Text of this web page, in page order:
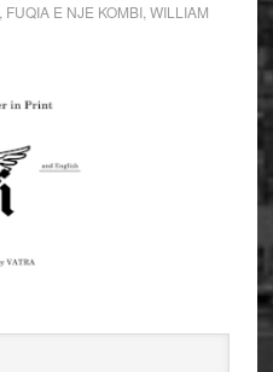
FUQIA E NJE KOMBI, WILLIAM